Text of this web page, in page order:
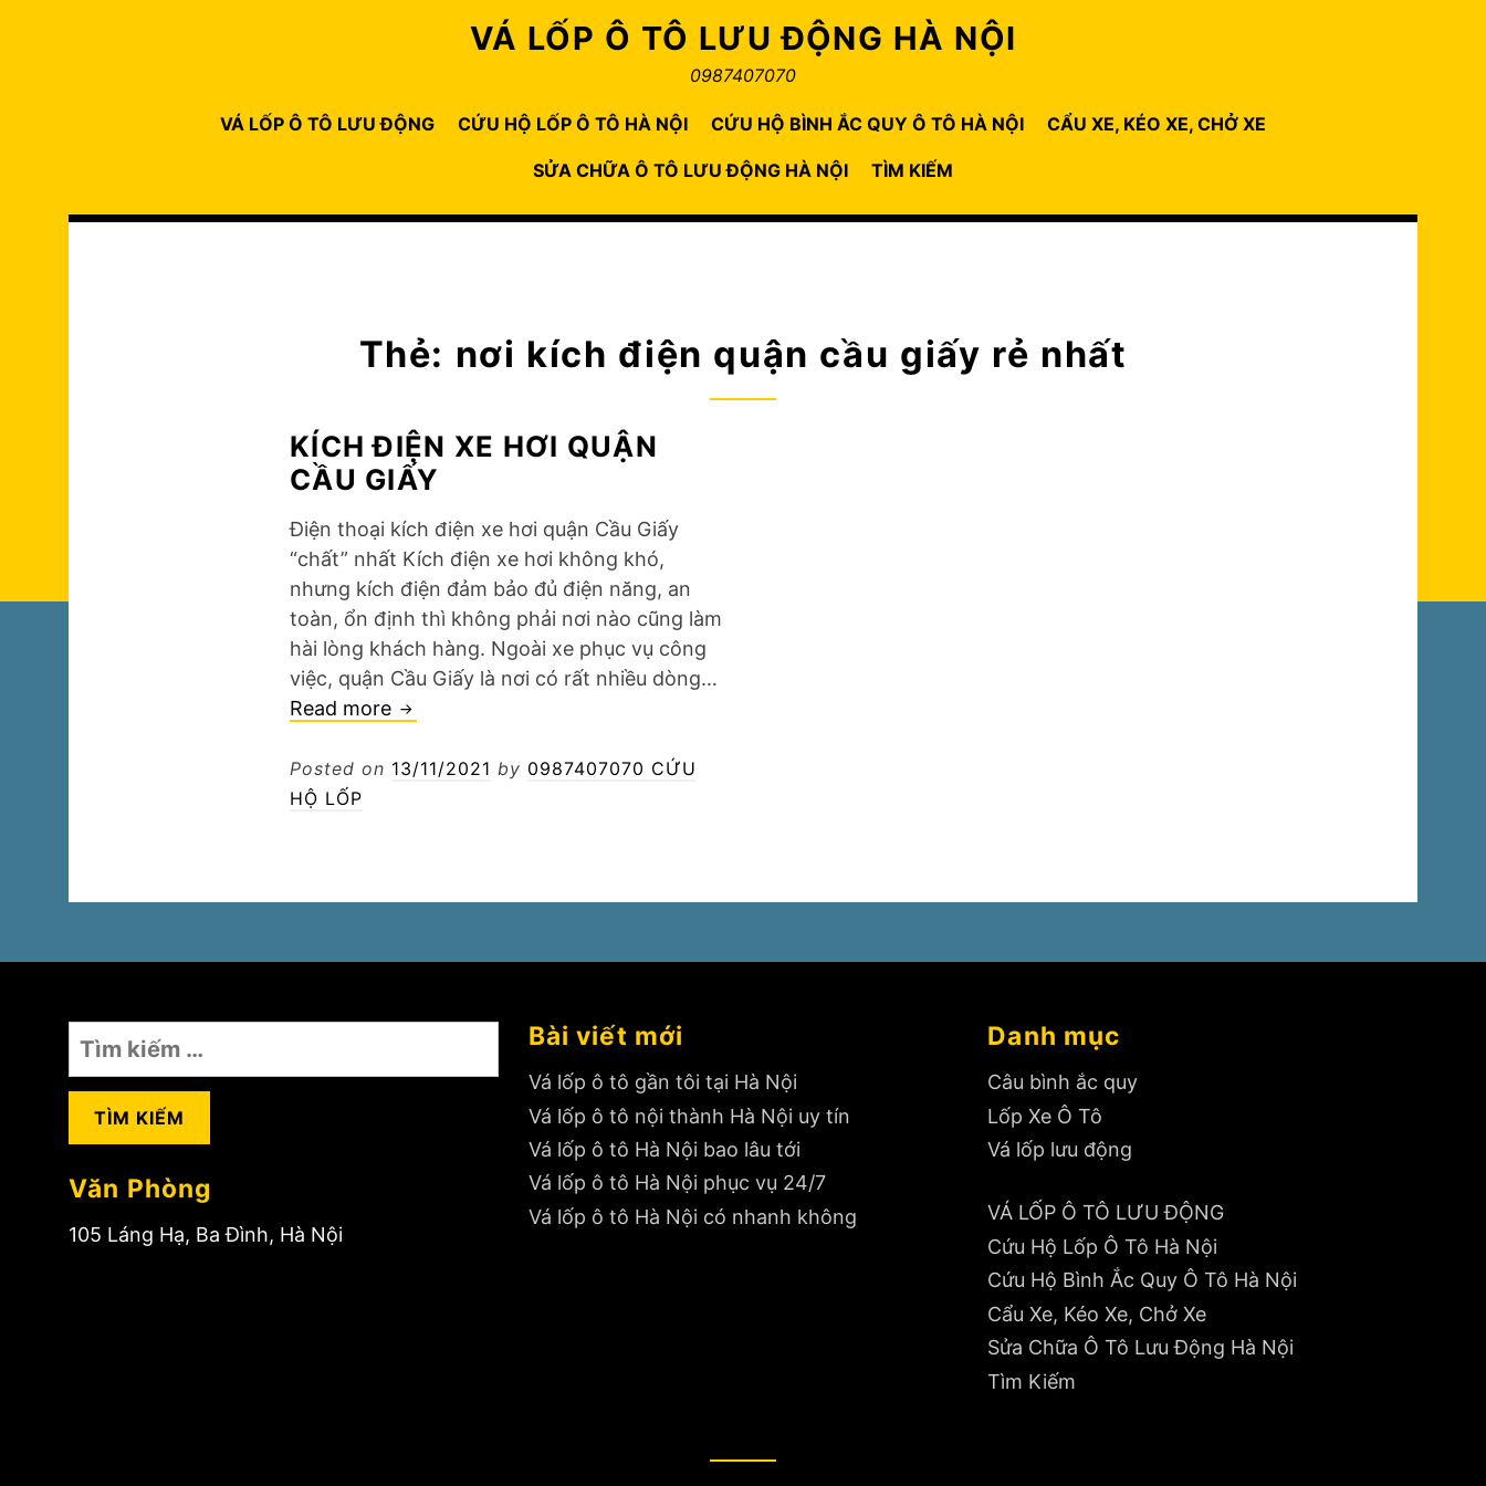
VÁ LỐP Ô TÔ LƯU ĐỘNG HÀ NỘI
0987407070
VÁ LỐP Ô TÔ LƯU ĐỘNG CỨU HỘ LỐP Ô TÔ HÀ NỘI CỨU HỘ BÌNH ẮC QUY Ô TÔ HÀ NỘI CẨU XE, KÉO XE, CHỞ XE
SỬA CHỮA Ô TÔ LƯU ĐỘNG HÀ NỘI TÌM KIẾM
Thẻ: nơi kích điện quận cầu giấy rẻ nhất
KÍCH ĐIỆN XE HƠI QUẬN
CẦU GIẤY
Điện thoại kích điện xe hơi quận Cầu Giấy
“chất” nhất Kích điện xe hơi không khó,
nhưng kích điện đảm bảo đủ điện năng, an
toàn, ổn định thì không phải nơi nào cũng làm
hài lòng khách hàng. Ngoài xe phục vụ công
việc, quận Cầu Giấy là nơi có rất nhiều dòng…
Read more Kích
xe
Posted on 13/11/2021 by 0987407070 CỨU
HỘ LỐP
Tìm
cho:
Văn Phòng
105 Láng Hạ, Ba Đình, Hà Nội
Bài viết mới
Vá lốp ô tô gần tôi tại Hà Nội
Vá lốp ô tô nội thành Hà Nội uy tín
Vá lốp ô tô Hà Nội bao lâu tới
Vá lốp ô tô Hà Nội phục vụ 24/7
Vá lốp ô tô Hà Nội có nhanh không
Danh mục
Câu bình ắc quy
Lốp Xe Ô Tô
Vá lốp lưu động
VÁ LỐP Ô TÔ LƯU ĐỘNG
Cứu Hộ Lốp Ô Tô Hà Nội
Cứu Hộ Bình Ắc Quy Ô Tô Hà Nội
Cẩu Xe, Kéo Xe, Chở Xe
Sửa Chữa Ô Tô Lưu Động Hà Nội
Tìm Kiếm